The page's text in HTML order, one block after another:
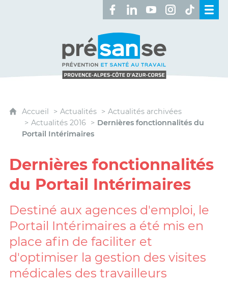
Retrouvez-nous sur Facebook
Retrouvez-nous sur
Retrouvez-nous sur
Retrouvez-
Accueil Actualités
Actualités archivées
Actualités 2016
Dernières fonctionnalités du
Portail Intérimaires
Dernières fonctionnalités
du Portail Intérimaires
Destiné aux agences d'emploi, le
Portail Intérimaires a été mis en
place afin de faciliter et
d'optimiser la gestion des visites
médicales des travailleurs